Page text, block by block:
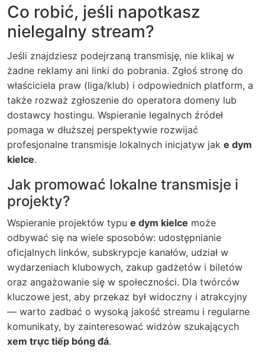
Co robić, jeśli napotkasz
nielegalny stream?
Jeśli znajdziesz podejrzaną transmisję, nie klikaj w
żadne reklamy ani linki do pobrania. Zgłoś stronę do
właściciela praw (liga/klub) i odpowiednich platform, a
także rozważ zgłoszenie do operatora domeny lub
dostawcy hostingu. Wspieranie legalnych źródeł
pomaga w dłuższej perspektywie rozwijać
profesjonalne transmisje lokalnych inicjatyw jak e dym
kielce.
Jak promować lokalne transmisje i
projekty?
Wspieranie projektów typu e dym kielce może
odbywać się na wiele sposobów: udostępnianie
oficjalnych linków, subskrypcje kanałów, udział w
wydarzeniach klubowych, zakup gadżetów i biletów
oraz angażowanie się w społeczności. Dla twórców
kluczowe jest, aby przekaz był widoczny i atrakcyjny
— warto zadbać o wysoką jakość streamu i regularne
komunikaty, by zainteresować widzów szukających
xem trực tiếp bóng đá.